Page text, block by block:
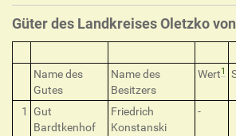
Güter des Landkreises Oletzko
Name des
Gutes
Name des
Besitzers
Wert1
1
Gut
Bardtkenhof
Friedrich
Konstanski
-